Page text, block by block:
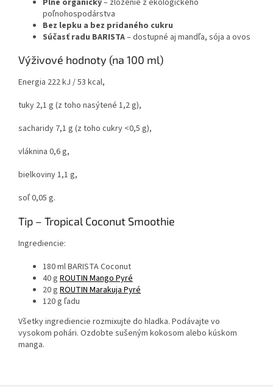
poľnohospodárstva
Bez lepku a bez pridaného cukru
Súčasť radu BARISTA– dostupné aj mandľa, sója a ovos
Výživové hodnoty (na 100 ml)
Energia 222 kJ / 53 kcal,
tuky 2,1 g (z toho nasýtené 1,2 g),
sacharidy 7,1 g (z toho cukry <0,5 g),
vláknina 0,6 g,
bielkoviny 1,1 g,
soľ 0,05 g.
Tip – Tropical Coconut Smoothie
Ingrediencie:
180 ml BARISTA Coconut
40 g ROUTIN Mango Pyré
20 g ROUTIN Marakuja Pyré
120 g ľadu
Všetky ingrediencie rozmixujte do hladka. Podávajte vo
vysokom pohári. Ozdobte sušeným kokosom alebo kúskom
manga.